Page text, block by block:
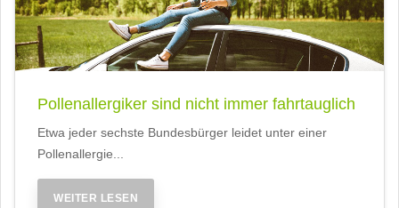
Pollenallergiker sind nicht immer fahrtauglich
Etwa jeder sechste Bundesbürger leidet unter einer
Pollenallergie...
WEITER LESEN